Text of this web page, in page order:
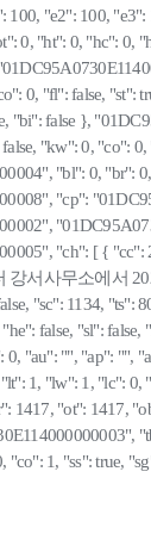
100, "e2": 100,
0, "ht": 0, "hc":
0, "fl": false, "st":
"bi": false },
"kw": 0, "co":
"bl": 0, "br":
"cp":
"ch": [ {
서사무소에서
"sc": 1134, "ts":
"he": false, "sl":
"au": "", "ap": "",
1, "lw": 1, "lc":
1417, "ot": 1417,
"co": 1, "ss": true,